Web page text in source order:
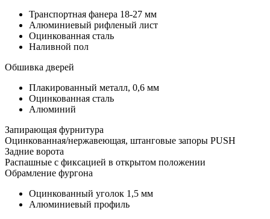
Транспортная фанера 18-27 мм
Алюминиевый рифленый лист
Оцинкованная сталь
Наливной пол
Обшивка дверей
Плакированный металл, 0,6 мм
Оцинкованная сталь
Алюминий
Запирающая фурнитура
Оцинкованная/нержавеющая, штанговые запоры PUSH
Задние ворота
Распашные с фиксацией в открытом положении
Обрамление фургона
Оцинкованный уголок 1,5 мм
Алюминиевый профиль